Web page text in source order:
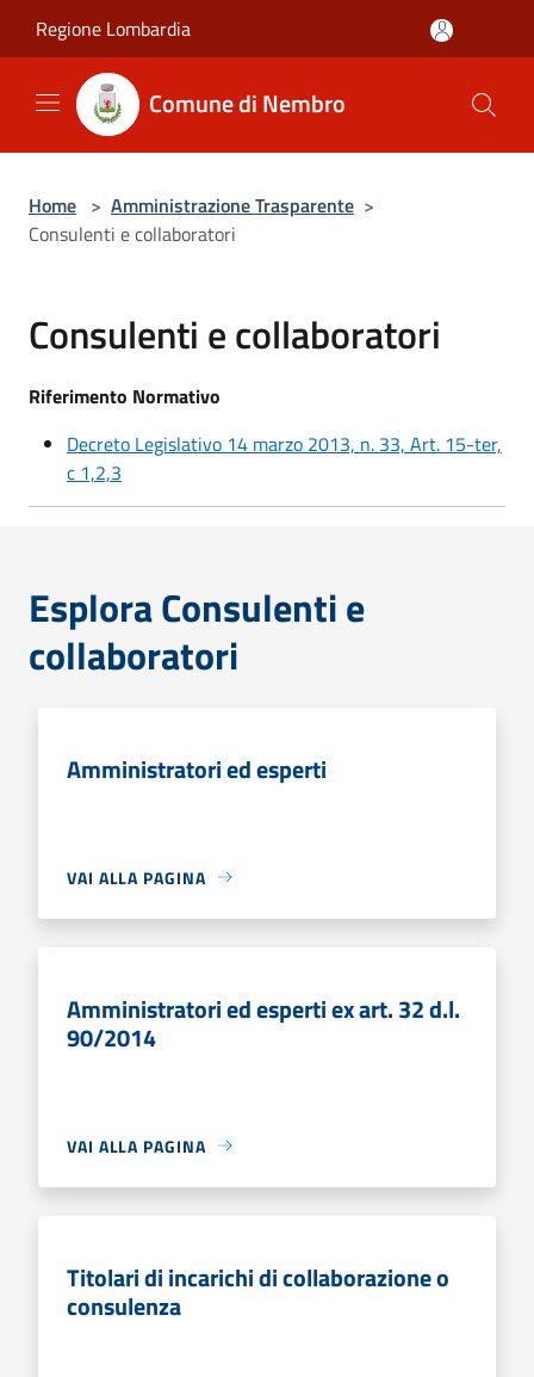
Regione Lombardia
Comune di Nembro
Home > Amministrazione Trasparente >
Consulenti e collaboratori
Consulenti e collaboratori
Riferimento Normativo
Decreto Legislativo 14 marzo 2013, n. 33, Art. 15-ter,
c 1,2,3
Esplora Consulenti e
collaboratori
Amministratori ed esperti
VAI ALLA PAGINA
Amministratori ed esperti ex art. 32 d.l.
90/2014
VAI ALLA PAGINA
Titolari di incarichi di collaborazione o
consulenza